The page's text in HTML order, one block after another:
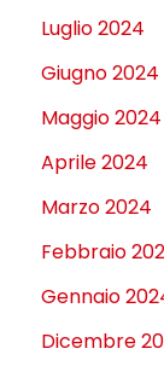
Luglio 2024
Giugno 2024
Maggio 2024
Aprile 2024
Marzo 2024
Febbraio
Gennaio
Dicembre